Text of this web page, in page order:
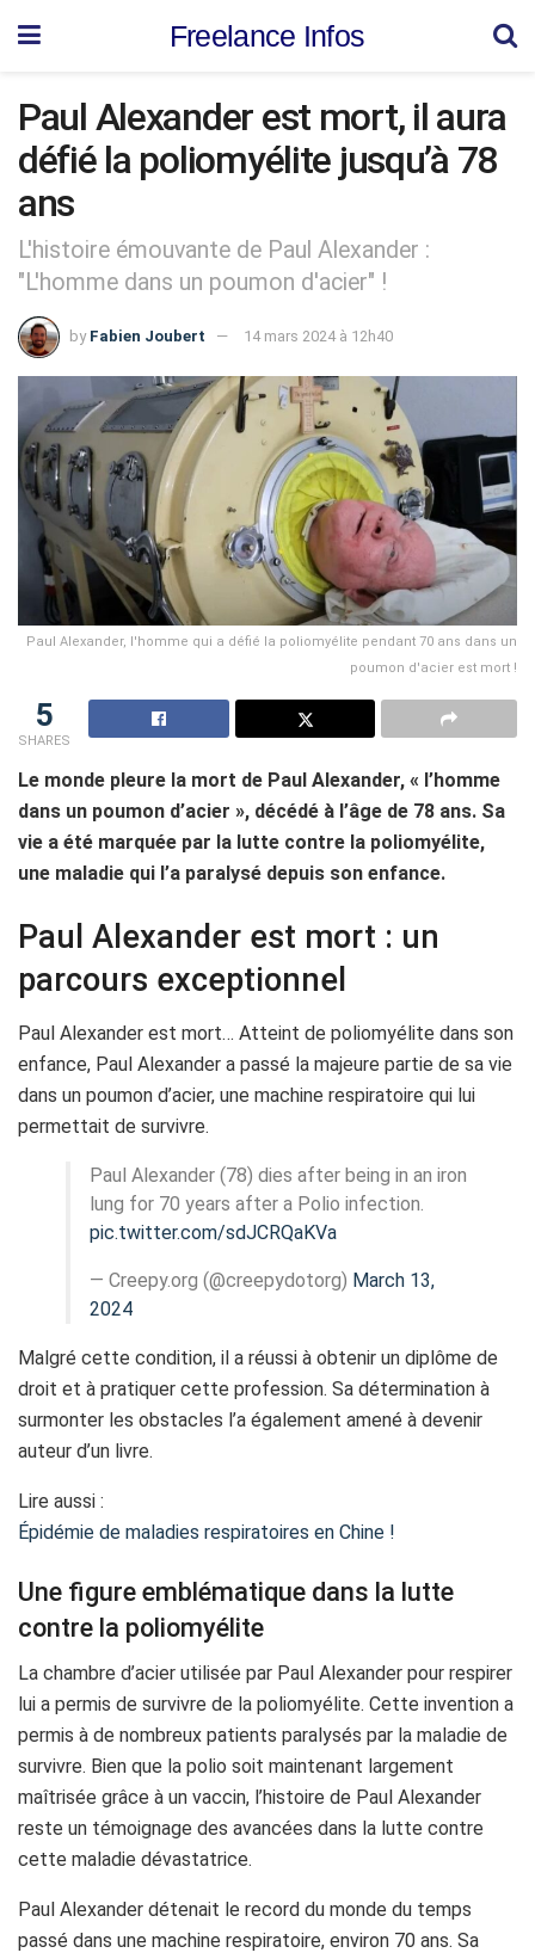
Freelance Infos
Paul Alexander est mort, il aura
défié la poliomyélite jusqu’à 78
ans
L'histoire émouvante de Paul Alexander :
"L'homme dans un poumon d'acier" !
by Fabien Joubert 14 mars 2024 à 12h40
Paul Alexander, l'homme qui a défié la poliomyélite pendant 70 ans dans un
poumon d'acier est mort !
5
SHARES
Le monde pleure la mort de Paul Alexander, « l’homme
dans un poumon d’acier », décédé à l’âge de 78 ans. Sa
vie a été marquée par la lutte contre la poliomyélite,
une maladie qui l’a paralysé depuis son enfance.
Paul Alexander est mort : un
parcours exceptionnel
Paul Alexander est mort… Atteint de poliomyélite dans son
enfance, Paul Alexander a passé la majeure partie de sa vie
dans un poumon d’acier, une machine respiratoire qui lui
permettait de survivre.
Paul Alexander (78) dies after being in an iron
lung for 70 years after a Polio infection.
pic.twitter.com/sdJCRQaKVa
— Creepy.org (@creepydotorg) March 13,
2024
Malgré cette condition, il a réussi à obtenir un diplôme de
droit et à pratiquer cette profession. Sa détermination à
surmonter les obstacles l’a également amené à devenir
auteur d’un livre.
Lire aussi :
Épidémie de maladies respiratoires en Chine !
Une figure emblématique dans la lutte
contre la poliomyélite
La chambre d’acier utilisée par Paul Alexander pour respirer
lui a permis de survivre de la poliomyélite. Cette invention a
permis à de nombreux patients paralysés par la maladie de
survivre. Bien que la polio soit maintenant largement
maîtrisée grâce à un vaccin, l’histoire de Paul Alexander
reste un témoignage des avancées dans la lutte contre
cette maladie dévastatrice.
Paul Alexander détenait le record du monde du temps
passé dans une machine respiratoire, environ 70 ans. Sa